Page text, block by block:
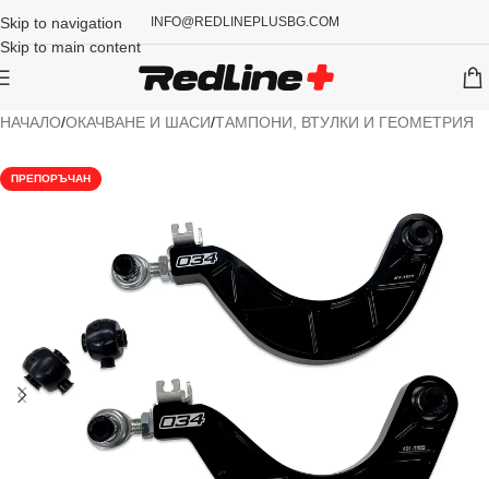
Skip to navigation
Skip to main content
INFO@REDLINEPLUSBG.COM
НАЧАЛО/ОКАЧВАНЕ И ШАСИ/ТАМПОНИ, ВТУЛКИ И ГЕОМЕТРИЯ
ПРЕПОРЪЧАН